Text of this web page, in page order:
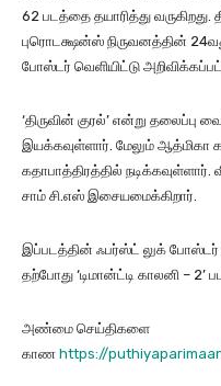
62 படத்தை தயாரித்து வருகிறது.
புரொடக்ஷன்ஸ் நிருவனத்தின்
போஸ்டர் வெளியிட்டு
‘திருவின் குரல்’ என்று தலைப்பு
இயக்கவுள்ளார். மேலும் ஆத்மிகா
கதாபாத்திரத்தில்
சாம் சி.எஸ் இசையமைக்கிறார்.
இப்படத்தின் ஃபர்ஸ்ட் லுக் போஸ்டர்
தற்போது ‘டிமான்ட்டி காலனி – 2’
அண்மை செய்திகளை
காண https://